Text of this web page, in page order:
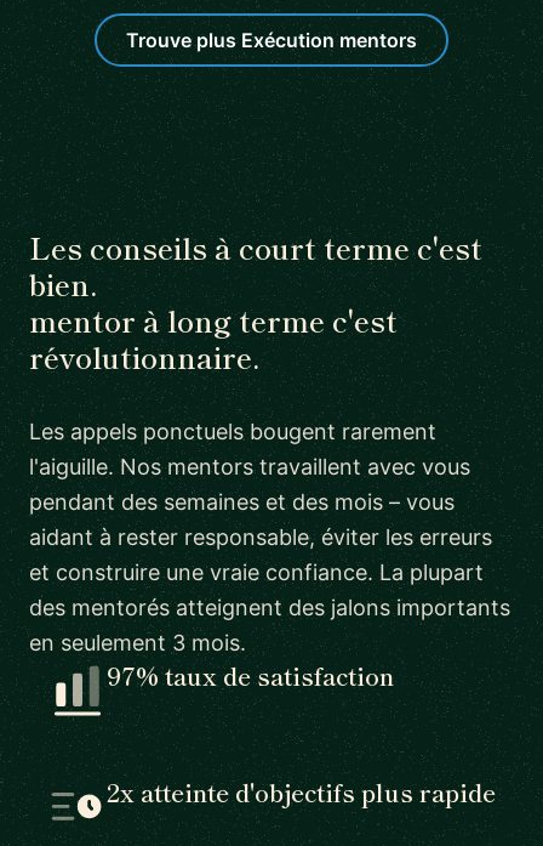
Trouve plus Exécution mentors
Les conseils à court terme c'est
bien.
mentor à long terme c'est
révolutionnaire.
Les appels ponctuels bougent rarement
l'aiguille. Nos mentors travaillent avec vous
pendant des semaines et des mois – vous
aidant à rester responsable, éviter les erreurs
et construire une vraie confiance. La plupart
des mentorés atteignent des jalons importants
en seulement 3 mois.
97% taux de satisfaction
2x atteinte d'objectifs plus rapide